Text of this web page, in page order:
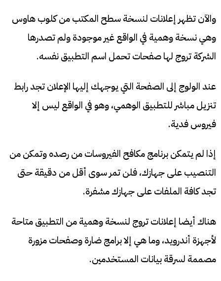
والآن تظهر إعلانات لنسخة سطح المكتب من كلوب هاوس
وهي نسخة وهمية في الواقع غير موجودة ولم تصدرها
الشركة تروج لها صفحات تحمل اسم التطبيق نفسه.
عند الولوج إلى الصفحة التي يوجهك إليها الإعلان تجد رابط
تنزيل مباشر للتطبيق الوهمي، وهو في الواقع ليس إلا
فيروس فدية.
إذا لم يتمكن برنامج مكافح الفيروسات من رصده وتمكن من
التنصيب على جهازك، فلن تمر سوى أقل من دقيقة حتى
تجد كافة الملفات على جهازك مشفرة.
هناك أيضا إعلانات تروج لنسخة وهمية من التطبيق متاحة
لأجهزة أندرويد، وما هي إلا برامج ضارة وصفحات مزورة
مصممة لسرقة بيانات المستخدمين.